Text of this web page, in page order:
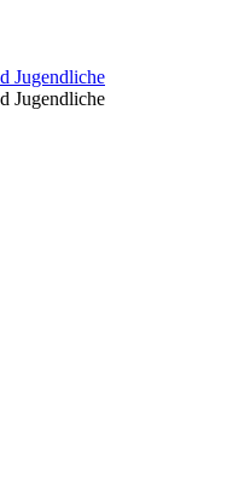
Jugendliche
Jugendliche